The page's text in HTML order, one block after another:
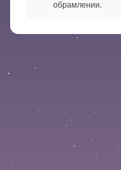
обрамлении.